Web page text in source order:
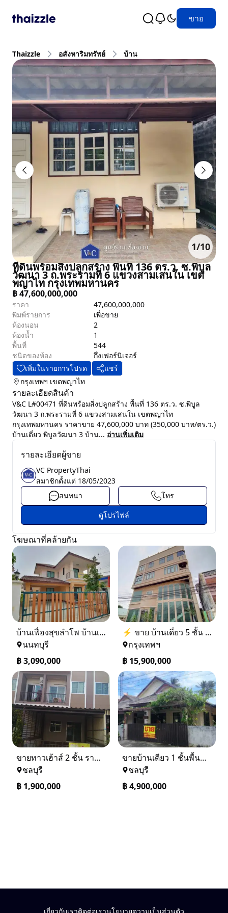
ขาย
Thaizzle อสังหาริมทรัพย์ บ้าน
1/10
ที่ดินพร้อมสิ่งปลูกสร้าง พื้นที่ 136 ตร.ว. ซ.พิบูล
วัฒนา 3 ถ.พระรามที่ 6 แขวงสามเสนใน เขต
พญาไท กรุงเทพมหานคร
฿47,600,000,000
ราคา
47,600,000,000
พิมพ์รายการ
เพื่อขาย
ห้องนอน
2
ห้องน้ำ
1
พื้นที่
544
ชนิดของห้อง
กึ่งเฟอร์นิเจอร์
เพิ่มในรายการโปรด
แชร์
กรุงเทพฯ เขตพญาไท
รายละเอียดสินค้า
V&C L#00471 ที่ดินพร้อมสิ่งปลูกสร้าง พื้นที่ 136 ตร.ว. ซ.พิบูล
วัฒนา 3 ถ.พระรามที่ 6 แขวงสามเสนใน เขตพญาไท
กรุงเทพมหานคร ราคาขาย 47,600,000 บาท (350,000 บาท/ตร.ว.)
บ้านเดี่ยว พิบูลวัฒนา 3 บ้าน... อ่านเพิ่มเติม
รายละเอียดผู้ขาย
VC PropertyThai
สมาชิกตั้งแต่ 18/05/2023
สนทนา
โทร
ดูโปรไฟล์
โฆษณาที่คล้ายกัน
บ้านเฟื่องสุขลำโพ บ้านเดี่ยวสร้างใหม่ บางบัวทอง
นนทบุรี
฿3,090,000
⚡ ขาย บ้านเดี่ยว 5 ชั้น ซอย ประชาชื่น 14 ใกล้ BTS
กรุงเทพฯ
฿ 15,900,000
ขายทาวเฮ้าส์ 2 ชั้น ราคา 1.9 ล้านบาท ที่อยู่ ศรีราชา ชลบุรี
ชลบุรี
฿ 1,900,000
ขายบ้านเดียว 1 ชั้นพื้นที่ 102 ตรว บางละมุง ชลบุรี
ชลบุรี
฿4,900,000